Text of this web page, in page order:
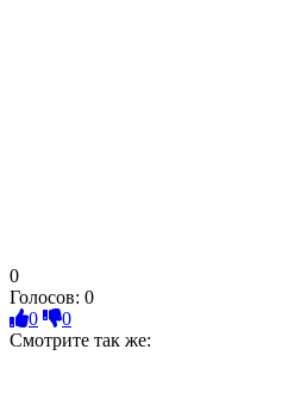
0
Голосов: 0
0
0
Смотрите так же: